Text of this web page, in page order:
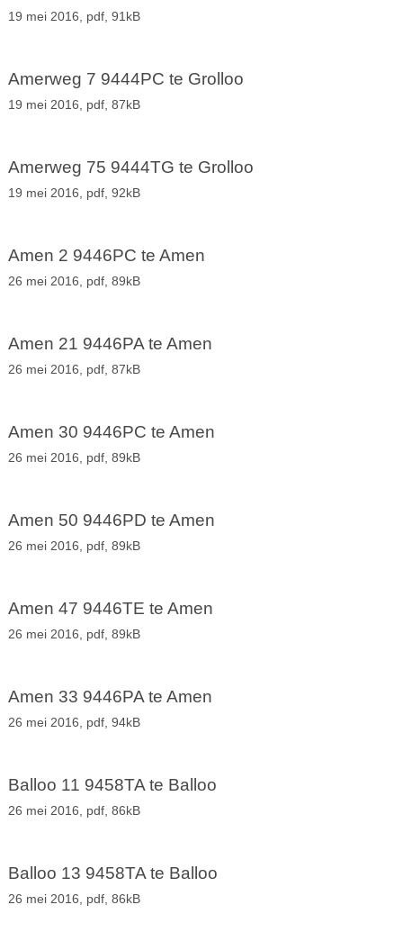
19 mei 2016, pdf, 91kB
Amerweg 7 9444PC te Grolloo
19 mei 2016, pdf, 87kB
Amerweg 75 9444TG te Grolloo
19 mei 2016, pdf, 92kB
Amen 2 9446PC te Amen
26 mei 2016, pdf, 89kB
Amen 21 9446PA te Amen
26 mei 2016, pdf, 87kB
Amen 30 9446PC te Amen
26 mei 2016, pdf, 89kB
Amen 50 9446PD te Amen
26 mei 2016, pdf, 89kB
Amen 47 9446TE te Amen
26 mei 2016, pdf, 89kB
Amen 33 9446PA te Amen
26 mei 2016, pdf, 94kB
Balloo 11 9458TA te Balloo
26 mei 2016, pdf, 86kB
Balloo 13 9458TA te Balloo
26 mei 2016, pdf, 86kB